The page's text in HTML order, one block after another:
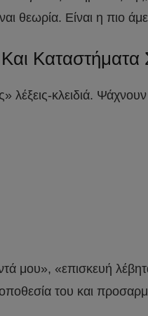
θεωρία. Είναι η πιο
Καταστήματα
λέξεις-κλειδιά.
μου», «επισκευή
του και